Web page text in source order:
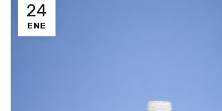
24
ENE